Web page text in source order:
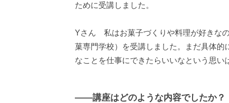
ために受講しました。
Yさん 私はお菓子づくりや料理が好きな
菓専門学校）を受講しました。まだ具体的
なことを仕事にできたらいいなという思い
――講座はどのような内容でしたか？